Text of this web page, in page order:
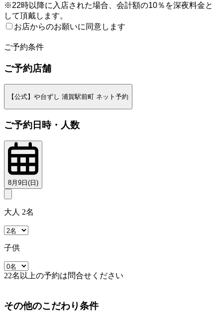
※22時以降に入店された場合、会計額の10％を深夜料金と
して頂戴します。
お店からのお願いに同意します
ご予約条件
ご予約店舗
【公式】や台ずし 浦賀駅前町 ネット予約
ご予約日時・人数
8月9日(日)
大人 2名
子供
22名以上の予約は問合せください
その他のこだわり条件